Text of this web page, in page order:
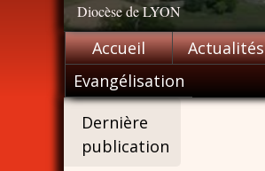
Diocèse de LYON
Accueil Actualités
Evangélisation
Dernière
publication